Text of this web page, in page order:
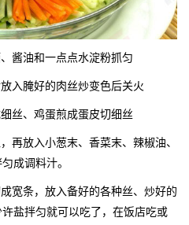
酱油和一点点水淀粉抓匀
入腌好的肉丝炒变色后关火
丝、鸡蛋煎成蛋皮切细丝
再放入小葱末、香菜末、辣椒油、
成调料汁。
宽条，放入备好的各种丝、炒好的
盐拌匀就可以吃了，在饭店吃或